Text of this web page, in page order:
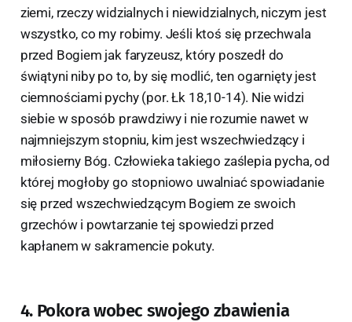
ziemi, rzeczy widzialnych i niewidzialnych, niczym jest
wszystko, co my robimy. Jeśli ktoś się przechwala
przed Bogiem jak faryzeusz, który poszedł do
świątyni niby po to, by się modlić, ten ogarnięty jest
ciemnościami pychy (por. Łk 18,10-14). Nie widzi
siebie w sposób prawdziwy i nie rozumie nawet w
najmniejszym stopniu, kim jest wszechwiedzący i
miłosierny Bóg. Człowieka takiego zaślepia pycha, od
której mogłoby go stopniowo uwalniać spowiadanie
się przed wszechwiedzącym Bogiem ze swoich
grzechów i powtarzanie tej spowiedzi przed
kapłanem w sakramencie pokuty.
4. Pokora wobec swojego zbawienia